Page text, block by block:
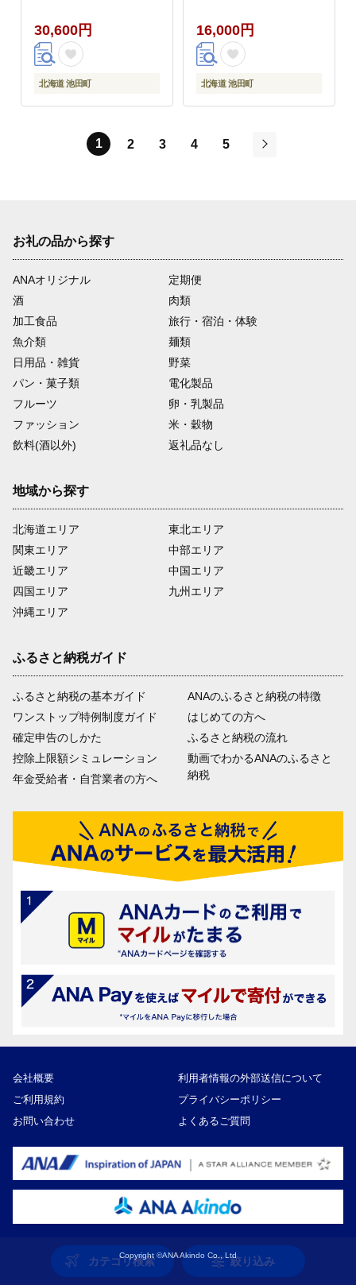
30,600円
北海道 池田町
せ 送料無料 ふるさと納
税
16,000円
北海道 池田町
1 2 3 4
5
カテゴリ検索 絞り込み
お礼の品から探す
ANAオリジナル
定期便
酒
肉類
加工食品
旅行・宿泊・体験
魚介類
麺類
日用品・雑貨
野菜
パン・菓子類
電化製品
フルーツ
卵・乳製品
ファッション
米・穀物
飲料(酒以外)
返礼品なし
地域から探す
北海道エリア
関東エリア
近畿エリア
四国エリア
沖縄エリア
東北エリア
中部エリア
中国エリア
九州エリア
ふるさと納税ガイド
ふるさと納税の基本ガイド
ワンストップ特例制度ガイド
確定申告のしかた
控除上限額シミュレーション
年金受給者・自営業者の方へ
ANAのふるさと納税の特徴
はじめての方へ
ふるさと納税の流れ
動画でわかるANAのふるさと
納税
会社概要
利用者情報の外部送信について
ご利用規約
プライバシーポリシー
お問い合わせ
よくあるご質問
Copyright ©ANA Akindo Co., Ltd